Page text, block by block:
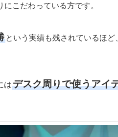
こだわっている方です。
という実績も残されているほ
はデスク周りで使うアイ